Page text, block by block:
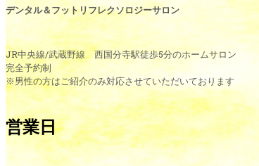
デンタル＆フットリフレクソロジーサロン
JR中央線/武蔵野線 西国分寺駅徒歩5分のホームサロン
完全予約制
※男性の方はご紹介のみ対応させていただいております
営業日